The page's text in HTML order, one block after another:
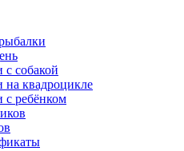
с собакой
на квадроцикле
с ребёнком